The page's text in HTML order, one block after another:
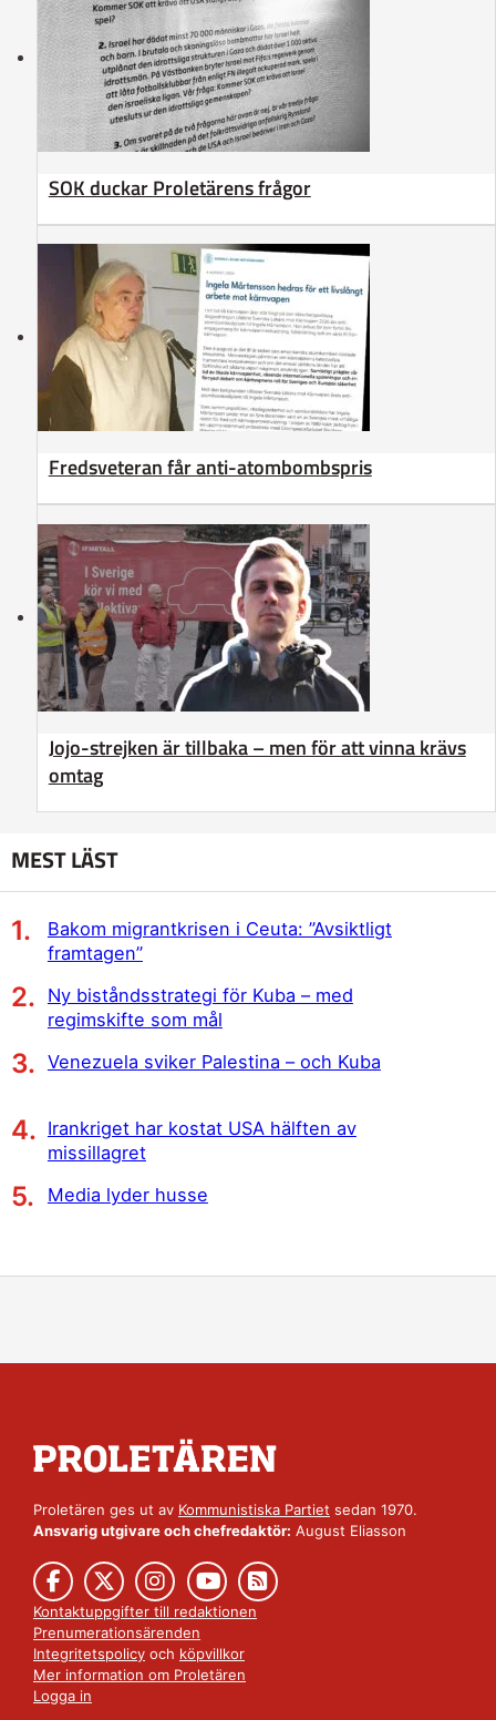
SOK duckar Proletärens frågor
Fredsveteran får anti-atombombspris
Jojo-strejken är tillbaka – men för att vinna krävs
omtag
MEST LÄST
Bakom migrantkrisen i Ceuta: ”Avsiktligt
framtagen”
Ny biståndsstrategi för Kuba – med
regimskifte som mål
Venezuela sviker Palestina – och Kuba
Irankriget har kostat USA hälften av
missillagret
Media lyder husse
Proletären ges ut av Kommunistiska Partiet sedan 1970.
Ansvarig utgivare och chefredaktör: August Eliasson
Kontaktuppgifter till redaktionen
Prenumerationsärenden
Integritetspolicy och köpvillkor
Mer information om Proletären
Logga in